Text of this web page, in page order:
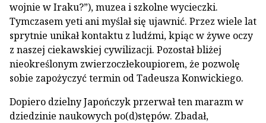
wojnie w Iraku?”), muzea i szkolne wycieczki.
Tymczasem yeti ani myślał się ujawnić. Przez wiele lat
sprytnie unikał kontaktu z ludźmi, kpiąc w żywe oczy
z naszej ciekawskiej cywilizacji. Pozostał bliżej
nieokreślonym zwierzoczłekoupiorem, że pozwolę
sobie zapożyczyć termin od Tadeusza Konwickiego.
Dopiero dzielny Japończyk przerwał ten marazm w
dziedzinie naukowych po(d)stępów. Zbadał,